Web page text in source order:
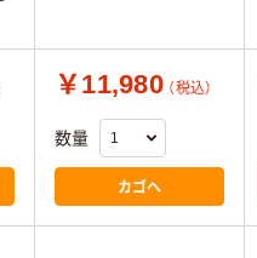
￥11,980 （税込）
数量
カゴへ